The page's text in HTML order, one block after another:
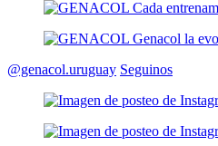
@genacol.uruguay Seguinos